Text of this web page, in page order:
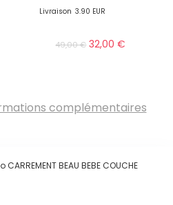
Livraison 3.90 EUR
49,00€ 32,00€
complémentaires
BEAU BEBE COUCHE